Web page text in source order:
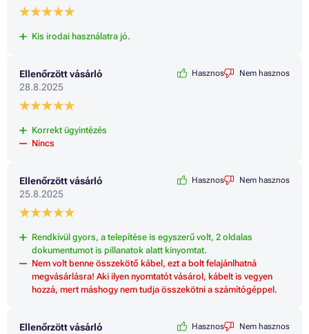
Kis irodai használatra jó.
Ellenőrzött vásárló
28.8.2025
Hasznos Nem hasznos
Korrekt ügyintézés
Nincs
Ellenőrzött vásárló
25.8.2025
Hasznos Nem hasznos
Rendkívül gyors, a telepítése is egyszerű volt, 2 oldalas
dokumentumot is pillanatok alatt kinyomtat.
Nem volt benne összekötő kábel, ezt a bolt felajánlhatná
megvásárlásra! Aki ilyen nyomtatót vásárol, kábelt is vegyen
hozzá, mert máshogy nem tudja összekötni a számítógéppel.
Ellenőrzött vásárló
Hasznos Nem hasznos